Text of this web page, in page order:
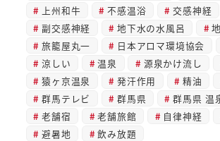
上州和牛
不感温浴
交感神経
副交感神経
地下水の水風呂
旅籠屋丸一
日本アロマ環境協会
涼しい
温泉 源泉かけ流し
猿ヶ京温泉
発汗作用 精油
群馬テレビ
群馬県
群馬県 温
老舗宿
老舗旅館 自律神経
避暑地
飲み放題